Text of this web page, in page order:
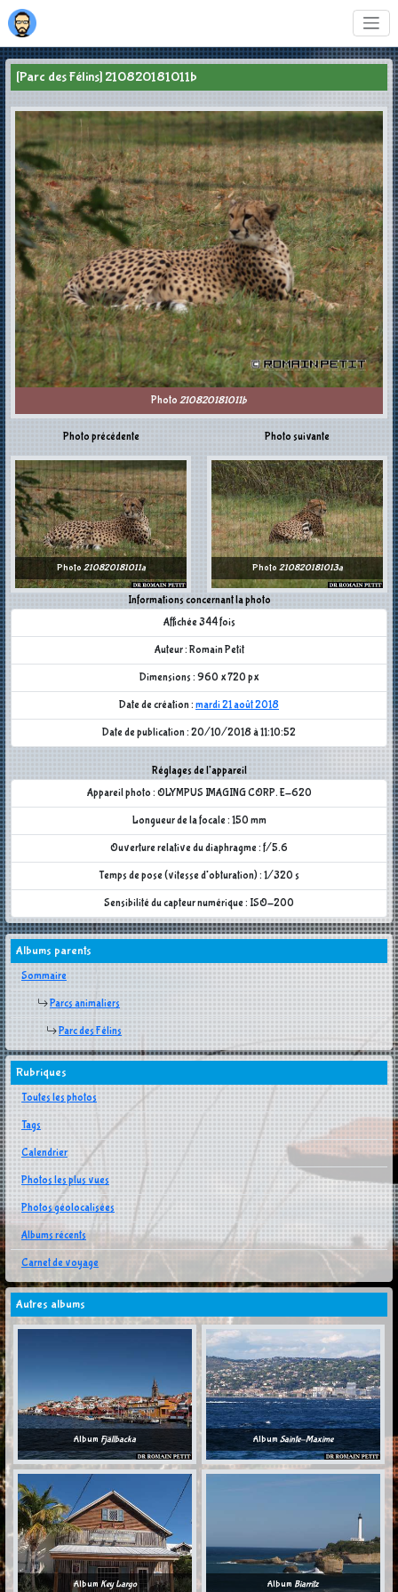
[Parc des Félins] 210820181011b
Photo 210820181011b
Photo précédente
Photo 210820181011a
Informations concernant la photo
Affichée 344 fois
Auteur : Romain Petit
Dimensions : 960 x 720 px
Date de création : mardi 21 août 2018
Date de publication : 20/10/2018 à 11:10:52
Réglages de l'appareil
Appareil photo : OLYMPUS IMAGING CORP. E-620
Longueur de la focale : 150 mm
Ouverture relative du diaphragme : f/5.6
Temps de pose (vitesse d'obturation) : 1/320 s
Sensibilité du capteur numérique : ISO-200
Photo suivante
Photo 210820181013a
Albums parents
Sommaire
Parcs animaliers
Parc des Félins
Rubriques
Toutes les photos
Tags
Calendrier
Photos les plus vues
Photos géolocalisées
Albums récents
Carnet de voyage
Autres albums
Album Fjällbacka Album Sainte-Maxime
Album Key Largo Album Biarritz